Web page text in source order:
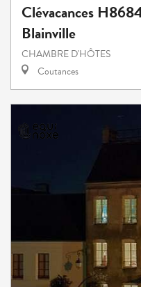
Clévacances
Blainville
CHAMBRE D'HÔTES
Coutances